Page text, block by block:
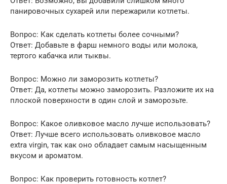
панировочных сухарей или пережарили котлеты.
Вопрос: Как сделать котлеты более сочными?
Ответ: Добавьте в фарш немного воды или молока,
тертого кабачка или тыквы.
Вопрос: Можно ли заморозить котлеты?
Ответ: Да, котлеты можно заморозить. Разложите их на
плоской поверхности в один слой и заморозьте.
Вопрос: Какое оливковое масло лучше использовать?
Ответ: Лучше всего использовать оливковое масло
extra virgin, так как оно обладает самым насыщенным
вкусом и ароматом.
Вопрос: Как проверить готовность котлет?